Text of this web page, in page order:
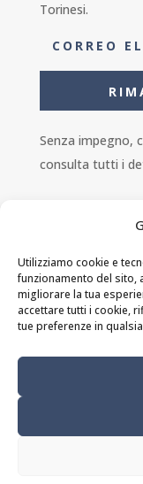
Utilizziamo cookie e
funzionamento del sito,
migliorare la tua
accettare tutti i cookie,
tue preferenze in
Torinesi.
Senza impegno,
consulta tutti i
Ambra
Privacy